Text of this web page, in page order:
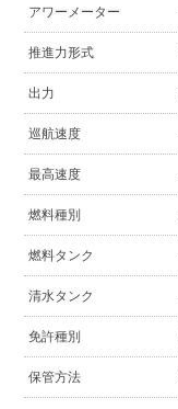
アワーメーター
推進力形式
出力
巡航速度
最高速度
燃料種別
燃料タンク
清水タンク
免許種別
保管方法